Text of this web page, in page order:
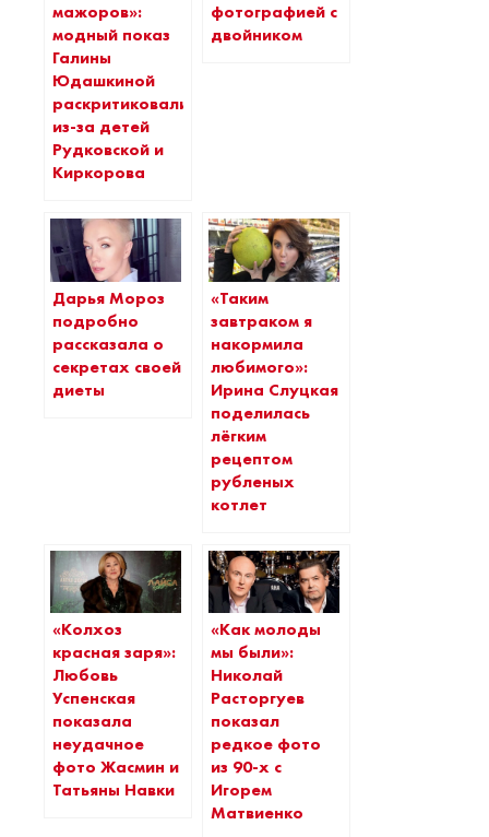
мажоров»:
модный показ
Галины
Юдашкиной
раскритиковали
из-за детей
Рудковской и
Киркорова
фотографией с
двойником
Дарья Мороз
подробно
рассказала о
секретах своей
диеты
«Таким
завтраком я
накормила
любимого»:
Ирина Слуцкая
поделилась
лёгким
рецептом
рубленых
котлет
«Колхоз
красная заря»:
Любовь
Успенская
показала
неудачное
фото Жасмин и
Татьяны Навки
«Как молоды
мы были»:
Николай
Расторгуев
показал
редкое фото
из 90-х с
Игорем
Матвиенко